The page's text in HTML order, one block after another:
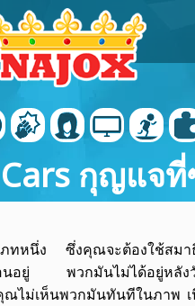
กุญแจ
ภทหนึ่ง ซึ่งคุณจะต้องใช้สมา
นอยู่ พวกมันไม่ได้อยู่หลัง
ณไม่เห็นพวกมันทันทีในภาพ เ